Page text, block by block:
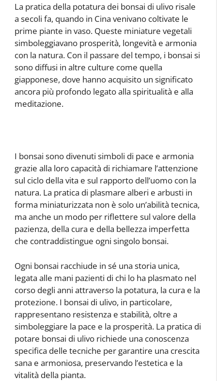
La pratica della potatura dei bonsai di ulivo risale
a secoli fa, quando in Cina venivano coltivate le
prime piante in vaso. Queste miniature vegetali
simboleggiavano prosperità, longevità e armonia
con la natura. Con il passare del tempo, i bonsai si
sono diffusi in altre culture come quella
giapponese, dove hanno acquisito un significato
ancora più profondo legato alla spiritualità e alla
meditazione.
I bonsai sono divenuti simboli di pace e armonia
grazie alla loro capacità di richiamare l’attenzione
sul ciclo della vita e sul rapporto dell’uomo con la
natura. La pratica di plasmare alberi e arbusti in
forma miniaturizzata non è solo un’abilità tecnica,
ma anche un modo per riflettere sul valore della
pazienza, della cura e della bellezza imperfetta
che contraddistingue ogni singolo bonsai.
Ogni bonsai racchiude in sé una storia unica,
legata alle mani pazienti di chi lo ha plasmato nel
corso degli anni attraverso la potatura, la cura e la
protezione. I bonsai di ulivo, in particolare,
rappresentano resistenza e stabilità, oltre a
simboleggiare la pace e la prosperità. La pratica di
potare bonsai di ulivo richiede una conoscenza
specifica delle tecniche per garantire una crescita
sana e armoniosa, preservando l’estetica e la
vitalità della pianta.